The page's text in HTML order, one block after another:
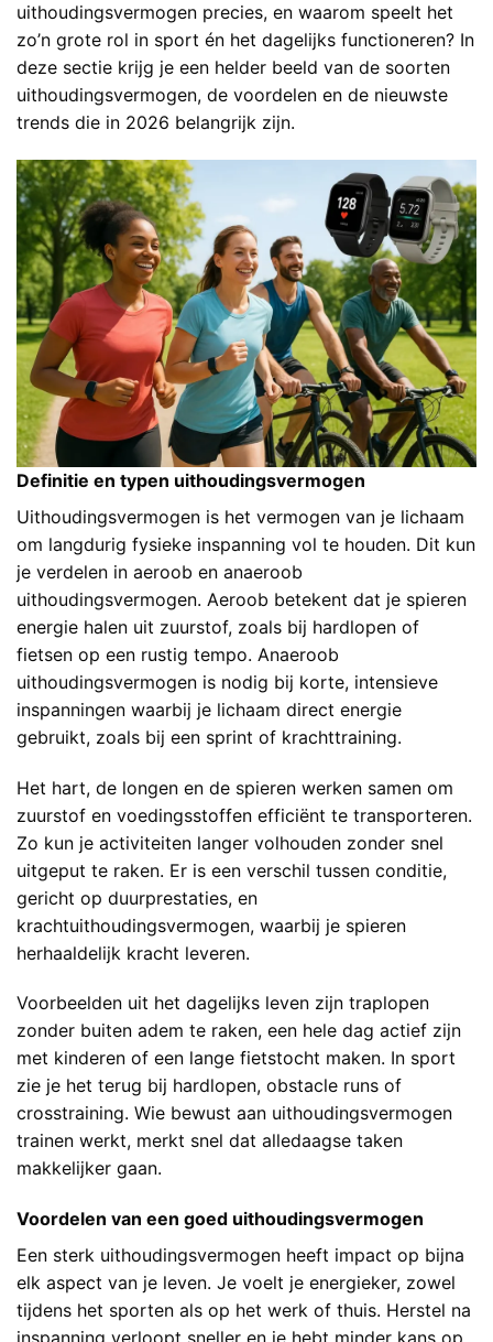
uithoudingsvermogen precies, en waarom speelt het
zo’n grote rol in sport én het dagelijks functioneren? In
deze sectie krijg je een helder beeld van de soorten
uithoudingsvermogen, de voordelen en de nieuwste
trends die in 2026 belangrijk zijn.
Definitie en typen uithoudingsvermogen
Uithoudingsvermogen is het vermogen van je lichaam
om langdurig fysieke inspanning vol te houden. Dit kun
je verdelen in aeroob en anaeroob
uithoudingsvermogen. Aeroob betekent dat je spieren
energie halen uit zuurstof, zoals bij hardlopen of
fietsen op een rustig tempo. Anaeroob
uithoudingsvermogen is nodig bij korte, intensieve
inspanningen waarbij je lichaam direct energie
gebruikt, zoals bij een sprint of krachttraining.
Het hart, de longen en de spieren werken samen om
zuurstof en voedingsstoffen efficiënt te transporteren.
Zo kun je activiteiten langer volhouden zonder snel
uitgeput te raken. Er is een verschil tussen conditie,
gericht op duurprestaties, en
krachtuithoudingsvermogen, waarbij je spieren
herhaaldelijk kracht leveren.
Voorbeelden uit het dagelijks leven zijn traplopen
zonder buiten adem te raken, een hele dag actief zijn
met kinderen of een lange fietstocht maken. In sport
zie je het terug bij hardlopen, obstacle runs of
crosstraining. Wie bewust aan uithoudingsvermogen
trainen werkt, merkt snel dat alledaagse taken
makkelijker gaan.
Voordelen van een goed uithoudingsvermogen
Een sterk uithoudingsvermogen heeft impact op bijna
elk aspect van je leven. Je voelt je energieker, zowel
tijdens het sporten als op het werk of thuis. Herstel na